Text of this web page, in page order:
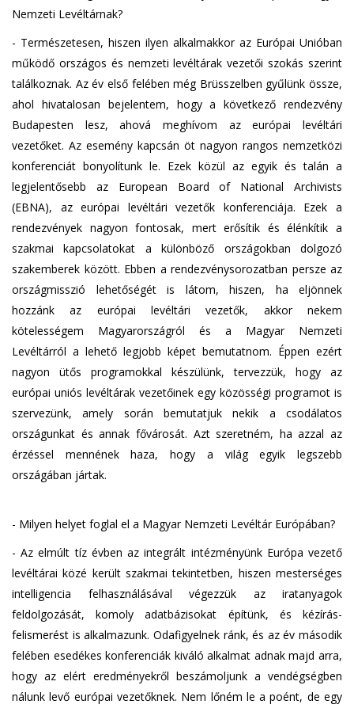
Nemzeti Levéltárnak?
- Természetesen, hiszen ilyen alkalmakkor az Európai Unióban
működő országos és nemzeti levéltárak vezetői szokás szerint
találkoznak. Az év első felében még Brüsszelben gyűlünk össze,
ahol hivatalosan bejelentem, hogy a következő rendezvény
Budapesten lesz, ahová meghívom az európai levéltári
vezetőket. Az esemény kapcsán öt nagyon rangos nemzetközi
konferenciát bonyolítunk le. Ezek közül az egyik és talán a
legjelentősebb az European Board of National Archivists
(EBNA), az európai levéltári vezetők konferenciája. Ezek a
rendezvények nagyon fontosak, mert erősítik és élénkítik a
szakmai kapcsolatokat a különböző országokban dolgozó
szakemberek között. Ebben a rendezvénysorozatban persze az
országmisszió lehetőségét is látom, hiszen, ha eljönnek
hozzánk az európai levéltári vezetők, akkor nekem
kötelességem Magyarországról és a Magyar Nemzeti
Levéltárról a lehető legjobb képet bemutatnom. Éppen ezért
nagyon ütős programokkal készülünk, tervezzük, hogy az
európai uniós levéltárak vezetőinek egy közösségi programot is
szervezünk, amely során bemutatjuk nekik a csodálatos
országunkat és annak fővárosát. Azt szeretném, ha azzal az
érzéssel mennének haza, hogy a világ egyik legszebb
országában jártak.
- Milyen helyet foglal el a Magyar Nemzeti Levéltár Európában?
- Az elmúlt tíz évben az integrált intézményünk Európa vezető
levéltárai közé került szakmai tekintetben, hiszen mesterséges
intelligencia felhasználásával végezzük az iratanyagok
feldolgozását, komoly adatbázisokat építünk, és kézírás-
felismerést is alkalmazunk. Odafigyelnek ránk, és az év második
felében esedékes konferenciák kiváló alkalmat adnak majd arra,
hogy az elért eredményekről beszámoljunk a vendégségben
nálunk levő európai vezetőknek. Nem lőném le a poént, de egy